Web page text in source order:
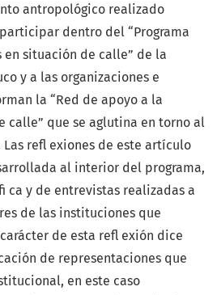
antropológico realizado
dentro del “Programa
en situación de calle” de la
y a las organizaciones e
la “Red de apoyo a la
calle” que se aglutina en torno al
refl exiones de este artículo
al interior del programa,
ca y de entrevistas realizadas a
de las instituciones que
de esta refl exión dice
de representaciones que
en este caso